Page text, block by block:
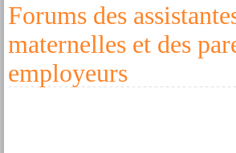
Forums des
maternelles et des
employeurs